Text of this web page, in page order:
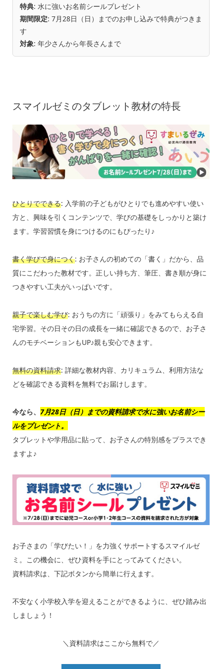
特典: 水に強いお名前シールプレゼント
期間限定: 7月28日（日）までのお申し込みで特典がつきま
す
対象: 年少さんから年長さんまで
スマイルゼミのタブレット教材の特長
ひとりでできる: 入学前の子どもがひとりでも進めやすい使い
方と、興味を引くコンテンツで、学びの基礎をしっかりと築け
ます。学習習慣を身につけるのにもぴったり♪
書く学びで身につく: お子さんの初めての「書く」だから、品
質にこだわった教材です。正しい持ち方、筆圧、書き順が身に
つきやすい工夫がいっぱいです。
親子で楽しむ学び: おうちの方に「頑張り」をみてもらえる自
宅学習。その日その日の成長を一緒に確認できるので、お子さ
んのモチベーションもUP♪親も安心できます。
無料の資料請求: 詳細な教材内容、カリキュラム、利用方法な
どを確認できる資料を無料でお届けします。
今なら、 7月28日（日）までの資料請求で水に強いお名前シー
ルをプレゼント。
タブレットや学用品に貼って、お子さんの特別感をプラスでき
ますよ♪
お子さまの「学びたい！」を力強くサポートするスマイルゼ
ミ。この機会に、ぜひ資料を手にとってみてください。
資料請求は、下記ボタンから簡単に行えます。
不安なく小学校入学を迎えることができるように、ぜひ踏み出
しましょう！
＼資料請求はここから無料で／